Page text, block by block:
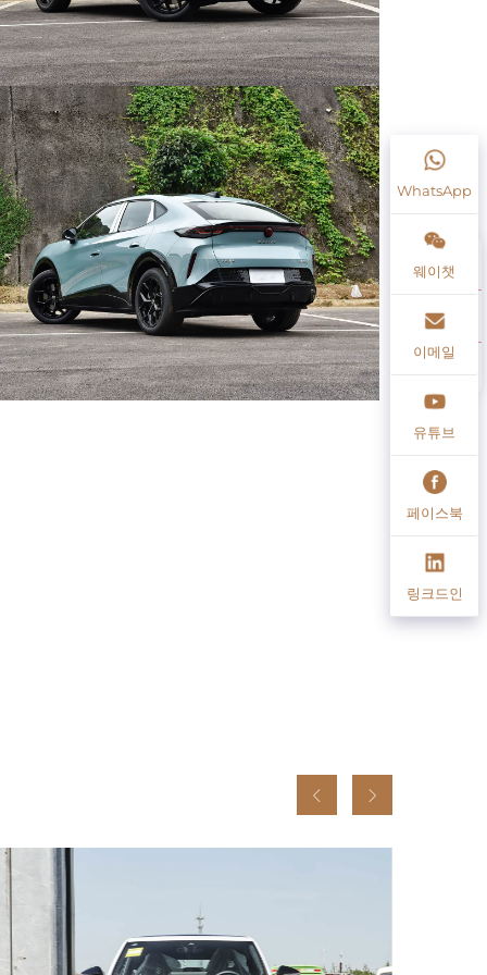
WhatsApp
웨이챗
이메일
유튜브
페이스북
링크드인